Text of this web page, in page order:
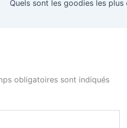
obligatoires sont indiqués